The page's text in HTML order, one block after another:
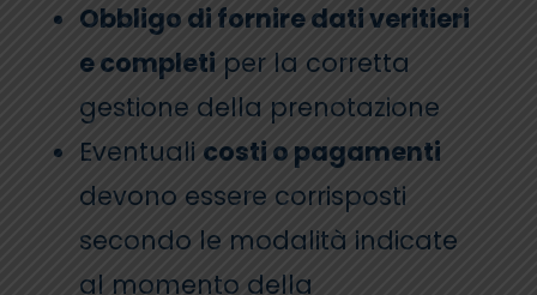
Obbligo di fornire dati veritieri
e completi per la corretta
gestione della prenotazione
Eventuali costi o pagamenti
devono essere corrisposti
secondo le modalità indicate
al momento della